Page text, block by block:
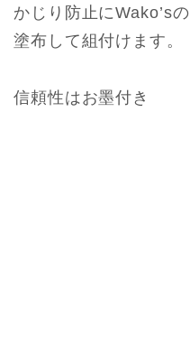
かじり防止にWako’s
塗布して組付けます。
信頼性はお墨付き